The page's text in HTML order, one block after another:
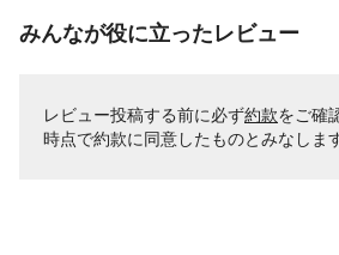
みんなが役に立ったレビュー
レビュー投稿する前に必ず約款をご確
時点で約款に同意したものとみなします